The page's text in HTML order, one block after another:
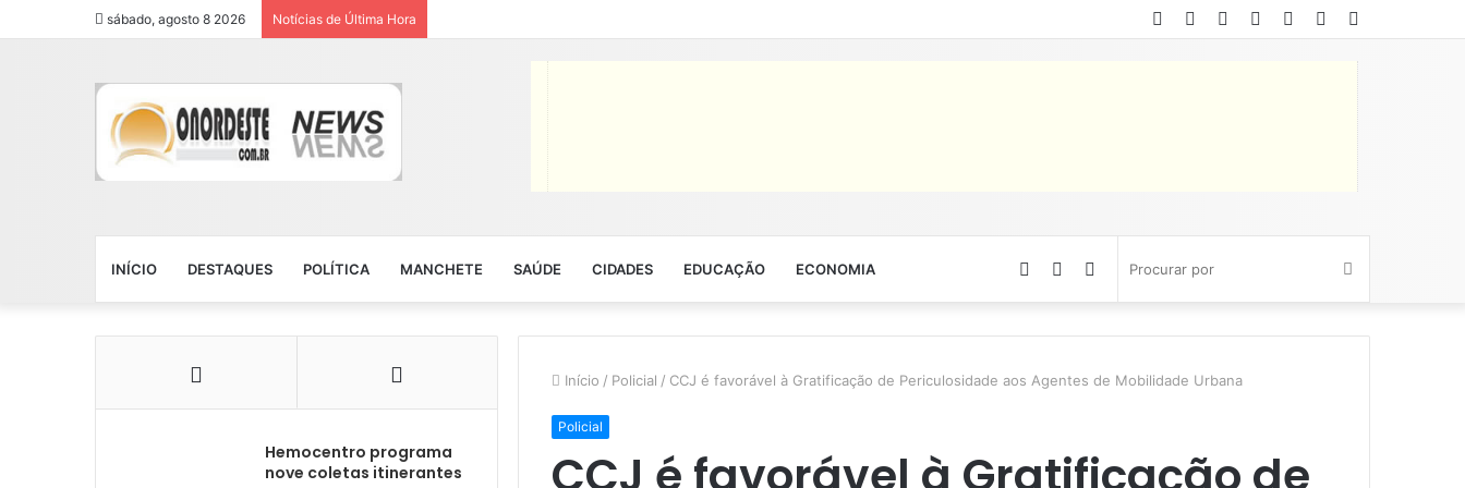
sábado, agosto 8 2026 Notícias de Última Hora
Artigo
aleatório
Entrar
Instagram
YouTube
Twitter
Facebook
INÍCIO DESTAQUES POLÍTICA MANCHETE SAÚDE CIDADES EDUCAÇÃO ECONOMIA Procurar
por
Switch
skin
Barra
Lateral
Artigo
aleatório
Início / Policial / CCJ é favorável à Gratificação de Periculosidade aos Agentes de Mobilidade Urbana
Policial
CCJ é favorável à Gratificação de
Hemocentro programa
nove coletas itinerantes